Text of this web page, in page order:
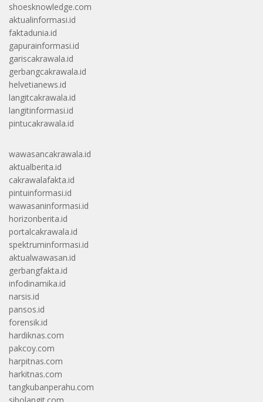
shoesknowledge.com
aktualinformasi.id
faktadunia.id
gapurainformasi.id
gariscakrawala.id
gerbangcakrawala.id
helvetianews.id
langitcakrawala.id
langitinformasi.id
pintucakrawala.id
wawasancakrawala.id
aktualberita.id
cakrawalafakta.id
pintuinformasi.id
wawasaninformasi.id
horizonberita.id
portalcakrawala.id
spektruminformasi.id
aktualwawasan.id
gerbangfakta.id
infodinamika.id
narsis.id
pansos.id
forensik.id
hardiknas.com
pakcoy.com
harpitnas.com
harkitnas.com
tangkubanperahu.com